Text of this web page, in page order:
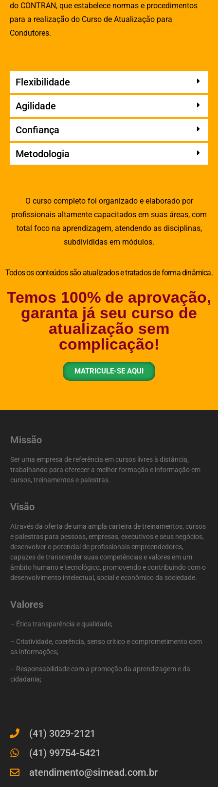
do CONTRAN, que estabelece normas e procedimentos
para a realização do Curso de Atualização para
Condutores.
Flexibilidade
Agilidade
Confiança
Metodologia
O curso completo foi organizado e elaborado por
profissionais altamente capacitados em suas áreas, com
total foco na aprendizagem, atendendo as disciplinas,
subdivididas em módulos.
Todos os conteúdos são atualizados e tratados de forma dinâmica.
Temos 100% de aprovação,
garanta já seu curso de
atualização sem
complicação!
MATRICULE-SE AQUI
(41) 3029-2121
(41) 99754-5421
atendimento@simead.com.br
Missão
Ser uma empresa de referência em cursos livres à distância,
trabalhando para oferecer a melhor formação e informação em
cursos, treinamentos e palestras.
Visão
Através da oferta de uma ampla carteira de treinamentos, cursos
e palestras para pessoas, empresas, executivos e seus negócios,
desenvolver o potencial de profissionais empreendedores,
capazes de transcender suas competências e valores em um
âmbito humano e tecnológico, promovendo e contribuindo com o
desenvolvimento intelectual, social e econômico da sociedade.
Valores
– Ética transparência e qualidade;
– Criatividade, coerência, senso crítico e comprometimento com
as informações;
– Responsabilidade com a promoção da aprendizagem e da
cidadania;